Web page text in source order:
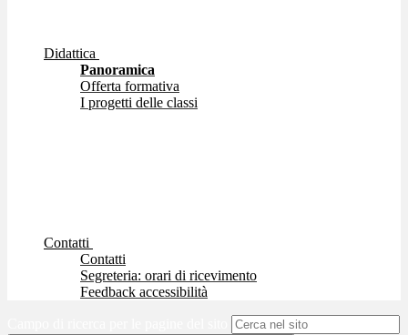
Didattica
Panoramica
Offerta formativa
I progetti delle classi
Contatti
Contatti
Segreteria: orari di ricevimento
Feedback accessibilità